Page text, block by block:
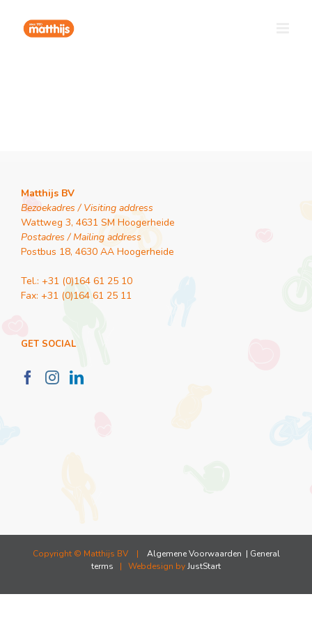
inhoud
Matthijs BV
Bezoekadres / Visiting address
Wattweg 3, 4631 SM Hoogerheide
Postadres / Mailing address
Postbus 18, 4630 AA Hoogerheide
Tel.: +31 (0)164 61 25 10
Fax: +31 (0)164 61 25 11
GET SOCIAL
Copyright © Matthijs BV | Algemene Voorwaarden | General
terms | Webdesign byJustStart